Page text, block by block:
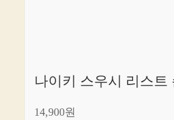
나이키 스우시 리스트
14,900원